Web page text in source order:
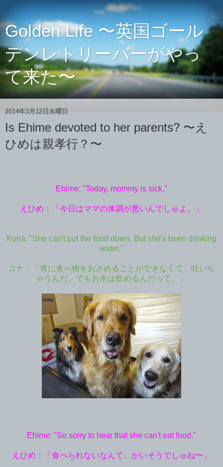
Golden Life 〜英国ゴール
デンレトリーバーがやっ
て来た〜
2014年3月12日水曜日
Is Ehime devoted to her parents? 〜え
ひめは親孝行？〜
Ehime: "Today, mommy is sick."
えひめ：「今日はママの体調が悪いんでしゅよ。」
Kona: "She can't put the food down. But she's been drinking
water."
コナ：「胃に食べ物をおさめることができなくて、吐いち
ゃうんだ。でもお水は飲めるんだって。」
Ehime: "So sorry to hear that she can't eat food."
えひめ：「食べられないなんて、かいそうでしゅね〜」